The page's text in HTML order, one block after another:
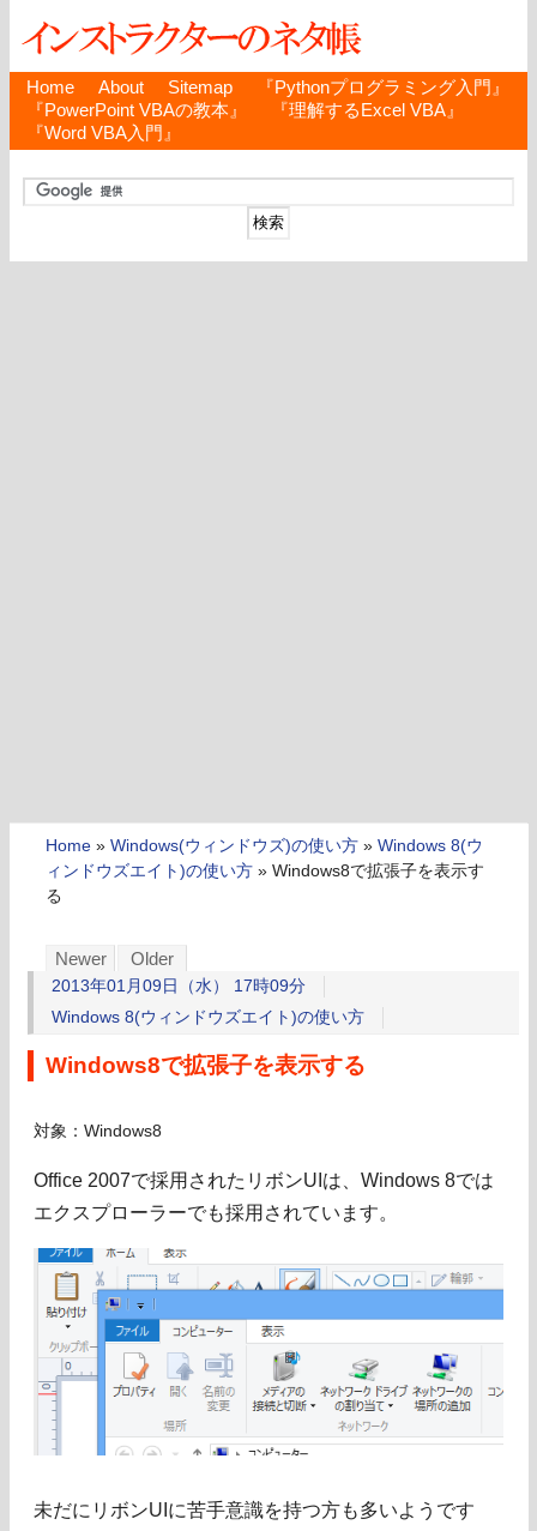
Home About Sitemap
『Pythonプログラミング入門』
『PowerPoint VBAの教本』
『理解するExcel VBA』
『Word VBA入門』
Home » Windows(ウィンドウズ)の使い方 » Windows 8(ウ
ィンドウズエイト)の使い方 » Windows8で拡張子を表示す
る
Newer Older
2013年01月09日（水） 17時09分
Windows 8(ウィンドウズエイト)の使い方
Windows8で拡張子を表示する
対象：Windows8
Office 2007で採用されたリボンUIは、Windows 8では
エクスプローラーでも採用されています。
未だにリボンUIに苦手意識を持つ方も多いようです